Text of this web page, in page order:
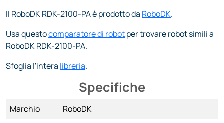
Il RoboDK RDK-2100-PA è prodotto da RoboDK.
Usa questocomparatore di robotper trovare robot simili a
RoboDK RDK-2100-PA.
Sfoglia l'intera libreria.
Specifiche
Marchio
RoboDK